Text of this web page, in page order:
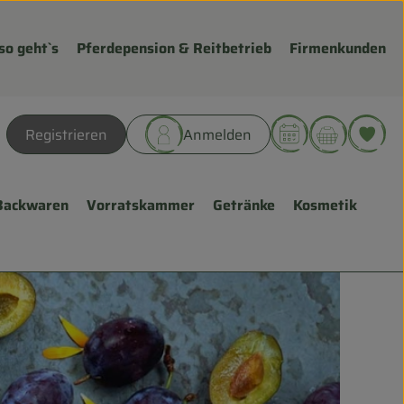
geht`s Pferdepension & Reitbetrieb Firmenkunden
Registrieren Anmelden
Vorratskammer Getränke Kosmetik